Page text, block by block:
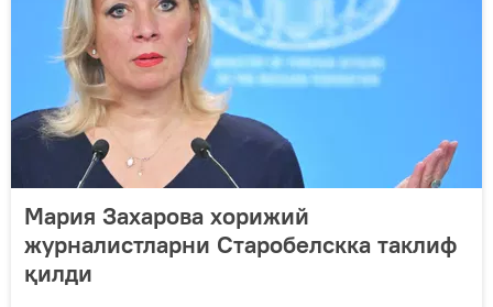
Мария Захарова хорижий
журналистларни Старобелскка таклиф
қилди